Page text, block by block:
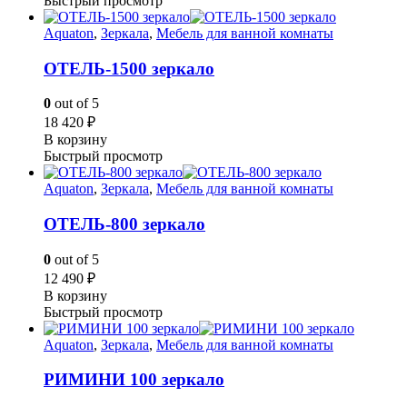
Aquaton, Зеркала, Мебель для ванной комнаты
ОТЕЛЬ-1500 зеркало
0 out of 5
18 420 ₽
В корзину
Быстрый просмотр
Aquaton, Зеркала, Мебель для ванной комнаты
ОТЕЛЬ-800 зеркало
0 out of 5
12 490 ₽
В корзину
Быстрый просмотр
Aquaton, Зеркала, Мебель для ванной комнаты
РИМИНИ 100 зеркало